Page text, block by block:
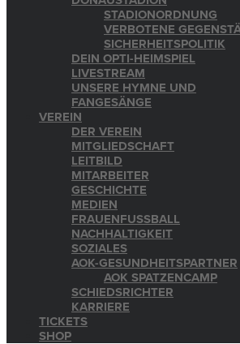
STADIONORDNUNG
VERBOTENE
SICHERHEITSPOLITIK
DEIN OPTI-HEIMSPIEL
LIVESTREAM
UNSERE HYMNE UND
FANGESÄNGE
VEREIN
DER VEREIN
MITGLIEDSCHAFT
LEITBILD
MITARBEITER
GESCHICHTE
MEDIEN
FRAUENFUSSBALL
NACHHALTIGKEIT
SOZIALES
AOK-GESUNDHEITSPARTNER
AOK SPATZENCAMP
SCHIEDSRICHTER
KARRIERE
TICKETS
SHOP